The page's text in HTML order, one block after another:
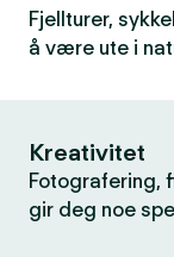
Fjellturer,
å være ute i
Kreativitet
Fotografering,
gir deg noe